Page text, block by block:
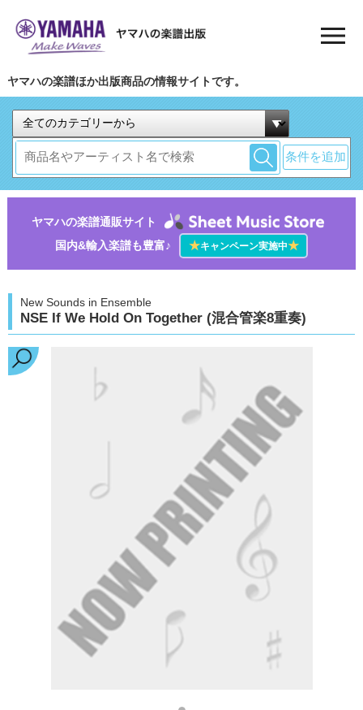
ヤマハの楽譜ほか出版商品の情報サイトです。
条件を追加
ヤマハの楽譜通販サイト
国内&輸入楽譜も豊富♪
★キャンペーン実施中★
New Sounds in Ensemble
NSE If We Hold On Together (混合管楽8重奏)